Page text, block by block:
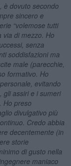
è dovuto secondo
sincero e
“volemose tutti
via di mezzo. Ho
senza
soddisfazioni ma
male (parecchie,
formativo. Ho
evitando
gli assiri e i sumeri
Ho preso
divulgativo più
Credo abbia
decentemente (in
storie
di gusto nella
maniaco